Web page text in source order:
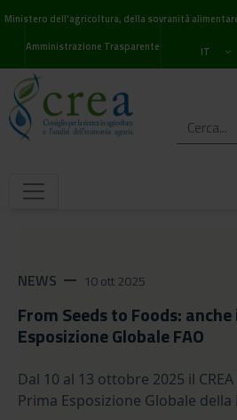
Ministero dell'agricoltura, della sovranità
Amministrazione Trasparente
IT
NEWS remove 10 ott 2025
From Seeds to Foods:
Esposizione Globale FAO
Dal 10 al 13 ottobre 2025 il
Prima Esposizione Globale della